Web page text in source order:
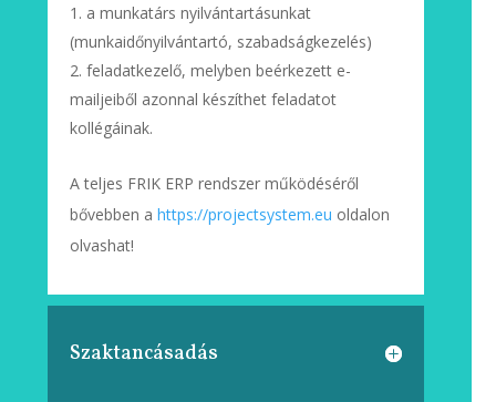
a munkatárs nyilvántartásunkat
(munkaidőnyilvántartó, szabadságkezelés)
feladatkezelő, melyben beérkezett e-
mailjeiből azonnal készíthet feladatot
kollégáinak.
A teljes FRIK ERP rendszer működéséről
bővebben a https://projectsystem.eu oldalon
olvashat!
Szaktancásadás